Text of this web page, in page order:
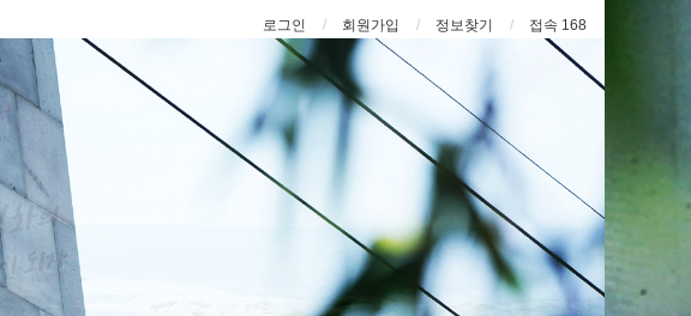
로그인 회원가입 정보찾기 접속 168